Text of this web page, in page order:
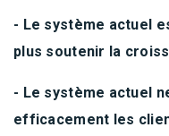
- Le système actuel
plus soutenir la
- Le système actuel
efficacement les